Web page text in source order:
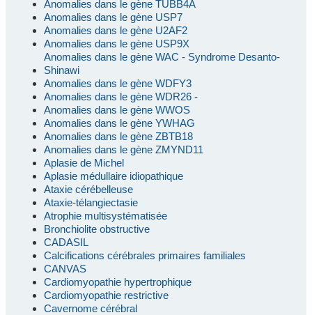
Anomalies dans le gène TUBB4A
Anomalies dans le gène USP7
Anomalies dans le gène U2AF2
Anomalies dans le gène USP9X
Anomalies dans le gène WAC - Syndrome Desanto-
Shinawi
Anomalies dans le gène WDFY3
Anomalies dans le gène WDR26 -
Anomalies dans le gène WWOS
Anomalies dans le gène YWHAG
Anomalies dans le gène ZBTB18
Anomalies dans le gène ZMYND11
Aplasie de Michel
Aplasie médullaire idiopathique
Ataxie cérébelleuse
Ataxie-télangiectasie
Atrophie multisystématisée
Bronchiolite obstructive
CADASIL
Calcifications cérébrales primaires familiales
CANVAS
Cardiomyopathie hypertrophique
Cardiomyopathie restrictive
Cavernome cérébral